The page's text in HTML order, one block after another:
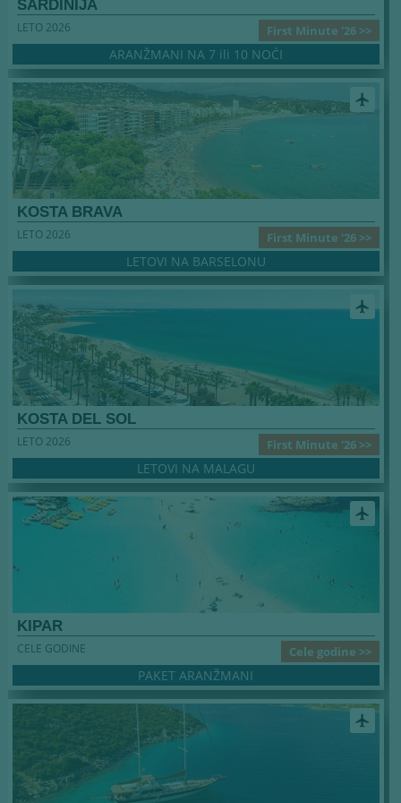
SARDINIJA
First Minute '26 >>
LETO 2026
ARANŽMANI NA 7 ili 10 NOĆI
airplanemode_active
KOSTA BRAVA
First Minute '26 >>
LETO 2026
LETOVI NA BARSELONU
airplanemode_active
KOSTA DEL SOL
First Minute '26 >>
LETO 2026
LETOVI NA MALAGU
airplanemode_active
KIPAR
Cele godine >>
CELE GODINE
PAKET ARANŽMANI
airplanemode_active